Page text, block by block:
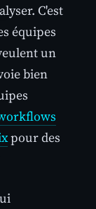
C'est
équipes
un
bien
pour des